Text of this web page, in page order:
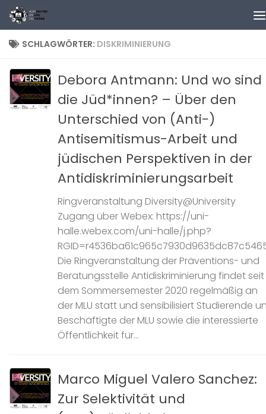
Zum Inhalt springen
SCHLAGWÖRTER: DISKRIMINIERUNG
Debora Antmann: Und wo sind
die Jüd*innen? – Über den
Unterschied von (Anti-)
Antisemitismus-Arbeit und
jüdischen Perspektiven in der
Antidiskriminierungsarbeit
Ringveranstaltung Diversity@University
Zugang über Webex: https://uni-
halle.webex.com/uni-halle/j.php?
Die Ringveranstaltung der Präventions- und
Beratungsstelle Antidiskriminierung findet seit
dem Sommersemester 2020 regelmäßig an
der MLU statt und sensibilisiert Studierende
Beschäftigte der MLU sowie die interessierte
Öffentlichkeit für...
Marco Miguel Valero Sanchez:
Zur Selektivität und